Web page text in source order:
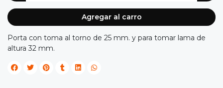
Agregar al carro
Porta con toma al torno de 25 mm. y para tomar lama de
altura 32 mm.